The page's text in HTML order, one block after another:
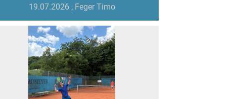
19.07.2026 , Feger Timo